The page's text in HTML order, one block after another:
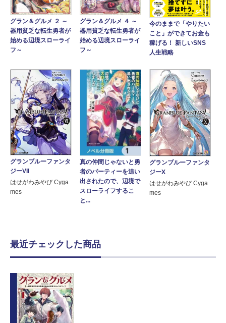
グラン＆グルメ ２ ～
器用貧乏な転生勇者が
始める辺境スローライ
フ～
グラン＆グルメ ４ ～
器用貧乏な転生勇者が
始める辺境スローライ
フ～
今のままで「やりたい
こと」ができてお金も
稼げる！ 新しいSNS
人生戦略
グランブルーファンタ
ジーVII
はせがわみやび Cyga
mes
真の仲間じゃないと勇
者のパーティーを追い
出されたので、辺境で
スローライフするこ
と...
グランブルーファンタ
ジーX
はせがわみやび Cyga
mes
最近チェックした商品